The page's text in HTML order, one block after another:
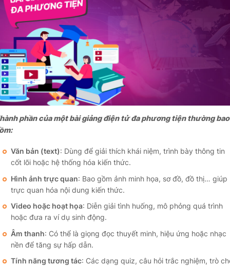
phần của một bài giảng điện tử đa phương tiện thường bao
Văn bản (text): Dùng để giải thích khái niệm, trình bày thông tin
cốt lõi hoặc hệ thống hóa kiến thức.
Hình ảnh trực quan: Bao gồm ảnh minh họa, sơ đồ, đồ thị… giúp
trực quan hóa nội dung kiến thức.
Video hoặc hoạt họa: Diễn giải tình huống, mô phỏng quá trình
hoặc đưa ra ví dụ sinh động.
Âm thanh: Có thể là giọng đọc thuyết minh, hiệu ứng hoặc nhạc
nền để tăng sự hấp dẫn.
Tính năng tương tác: Các dạng quiz, câu hỏi trắc nghiệm, trò